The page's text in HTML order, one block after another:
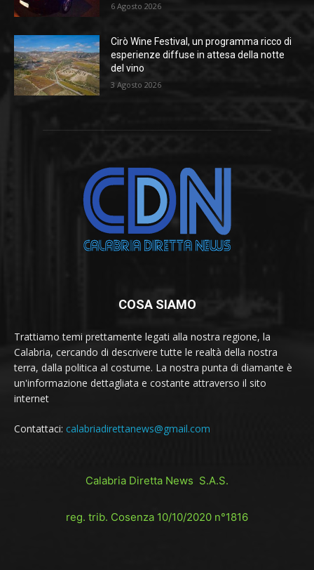
6 Agosto 2026
Cirò Wine Festival, un programma ricco di
esperienze diffuse in attesa della notte
del vino
3 Agosto 2026
COSA SIAMO
Trattiamo temi prettamente legati alla nostra regione, la
Calabria, cercando di descrivere tutte le realtà della nostra
terra, dalla politica al costume. La nostra punta di diamante è
un'informazione dettagliata e costante attraverso il sito
internet
Contattaci: calabriadirettanews@gmail.com
Calabria Diretta News S.A.S.
reg. trib. Cosenza 10/10/2020 n°1816